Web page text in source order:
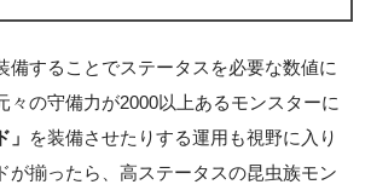
備することでステータスを必要な数値に
々の守備力が2000以上あるモンスターに
を装備させたりする運用も視野に入り
が揃ったら、高ステータスの昆虫族モン